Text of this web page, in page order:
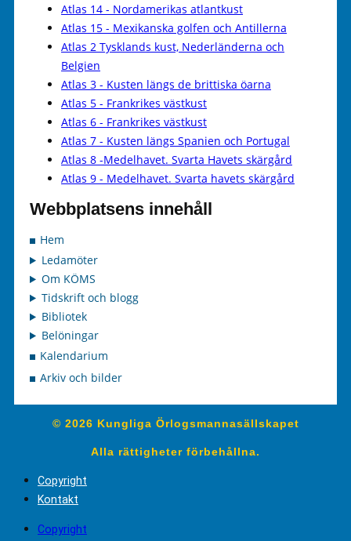
Atlas 14 - Nordamerikas atlantkust
Atlas 15 - Mexikanska golfen och Antillerna
Atlas 2 Tysklands kust, Nederländerna och
Belgien
Atlas 3 - Kusten längs de brittiska öarna
Atlas 5 - Frankrikes västkust
Atlas 6 - Frankrikes västkust
Atlas 7 - Kusten längs Spanien och Portugal
Atlas 8 -Medelhavet. Svarta Havets skärgård
Atlas 9 - Medelhavet. Svarta havets skärgård
Webbplatsens innehåll
Hem
Ledamöter
Om KÖMS
Tidskrift och blogg
Bibliotek
Belöningar
Kalendarium
Arkiv och bilder
© 2026 Kungliga Örlogsmannasällskapet
Alla rättigheter förbehållna.
Copyright
Kontakt
Copyright